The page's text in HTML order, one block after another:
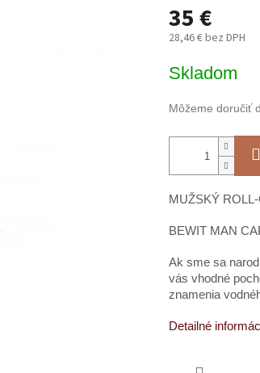
35 €
28,46 € bez DPH
cena:
Skladom
Môžeme doručiť
MUŽSKÝ
BEWIT MAN
Ak sme sa
vás vhodné
znamenia
Detailné